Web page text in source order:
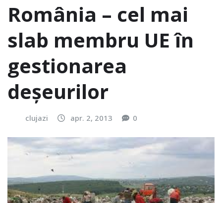
România – cel mai
slab membru UE în
gestionarea
deșeurilor
clujazi apr. 2, 2013 0